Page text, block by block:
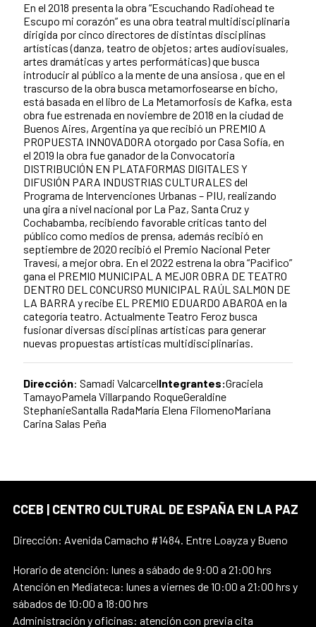
En el 2018 presenta la obra “Escuchando Radiohead te
Escupo mi corazón” es una obra teatral multidisciplinaria
dirigida por cinco directores de distintas disciplinas
artísticas (danza, teatro de objetos; artes audiovisuales,
artes dramáticas y artes performáticas) que busca
introducir al público a la mente de una ansiosa , que en el
trascurso de la obra busca metamorfosearse en bicho,
está basada en el libro de La Metamorfosis de Kafka, esta
obra fue estrenada en noviembre de 2018 en la ciudad de
Buenos Aires, Argentina ya que recibió un PREMIO A
PROPUESTA INNOVADORA otorgado por Casa Sofía, en
el 2019 la obra fue ganador de la Convocatoria
DISTRIBUCIÓN EN PLATAFORMAS DIGITALES Y
DIFUSIÓN PARA INDUSTRIAS CULTURALES del
Programa de Intervenciones Urbanas – PIU, realizando
una gira a nivel nacional por La Paz, Santa Cruz y
Cochabamba, recibiendo favorable críticas tanto del
público como medios de prensa, además recibió en
septiembre de 2020 recibió el Premio Nacional Peter
Travesí, a mejor obra. En el 2022 estrena la obra “Pacìfico”
gana el PREMIO MUNICIPAL A MEJOR OBRA DE TEATRO
DENTRO DEL CONCURSO MUNICIPAL RAÚL SALMON DE
LA BARRA y recibe EL PREMIO EDUARDO ABAROA en la
categoría teatro. Actualmente Teatro Feroz busca
fusionar diversas disciplinas artísticas para generar
nuevas propuestas artísticas multidisciplinarias.
Dirección: Samadi ValcarcelIntegrantes:Graciela
TamayoPamela Villarpando RoqueGeraldine
StephanieSantalla RadaMaría Elena FilomenoMariana
Carina Salas Peña
CCEB | CENTRO CULTURAL DE ESPAÑA EN LA PAZ
Dirección: Avenida Camacho #1484. Entre Loayza y Bueno
Horario de atención: lunes a sábado de 9:00 a 21:00 hrs
Atención en Mediateca: lunes a viernes de 10:00 a 21:00 hrs y
sábados de 10:00 a 18:00 hrs
Administración y oficinas: atención con previa cita